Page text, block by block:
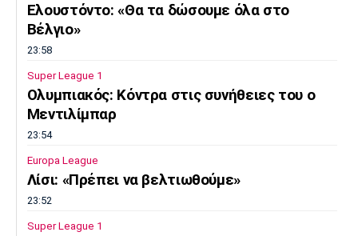
Ελουστόντο: «Θα τα δώσουμε όλα στο
Βέλγιο»
23:58
Super League 1
Ολυμπιακός: Κόντρα στις συνήθειες του ο
Μεντιλίμπαρ
23:54
Europa League
Λίσι: «Πρέπει να βελτιωθούμε»
23:52
Super League 1